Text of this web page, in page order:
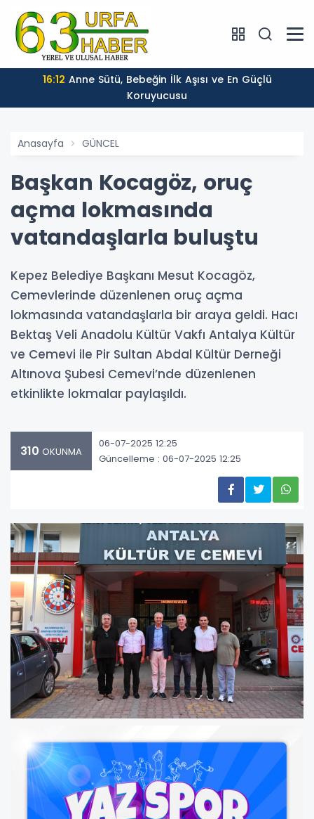
16:12
Koruyucusu
Anasayfa GÜNCEL
Başkan Kocagöz, oruç
açma lokmasında
vatandaşlarla buluştu
Kepez Belediye Başkanı Mesut Kocagöz,
Cemevlerinde düzenlenen oruç açma
lokmasında vatandaşlarla bir araya geldi. Hacı
Bektaş Veli Anadolu Kültür Vakfı Antalya Kültür
ve Cemevi ile Pir Sultan Abdal Kültür Derneği
Altınova Şubesi Cemevi’nde düzenlenen
etkinlikte lokmalar paylaşıldı.
310 OKUNMA
06-07-2025 12:25
Güncelleme : 06-07-2025 12:25